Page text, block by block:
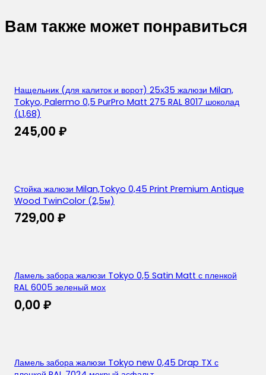
Вам также может понравиться
Нащельник (для калиток и ворот) 25х35 жалюзи Milan,
Tokyo, Palermo 0,5 PurPro Matt 275 RAL 8017 шоколад
(L1,68)
245,00 ₽
Стойка жалюзи Milan,Tokyo 0,45 Print Premium Antique
Wood TwinColor (2,5м)
729,00 ₽
Ламель забора жалюзи Tokyo 0,5 Satin Matt с пленкой
RAL 6005 зеленый мох
0,00 ₽
Ламель забора жалюзи Tokyo new 0,45 Drap TX с